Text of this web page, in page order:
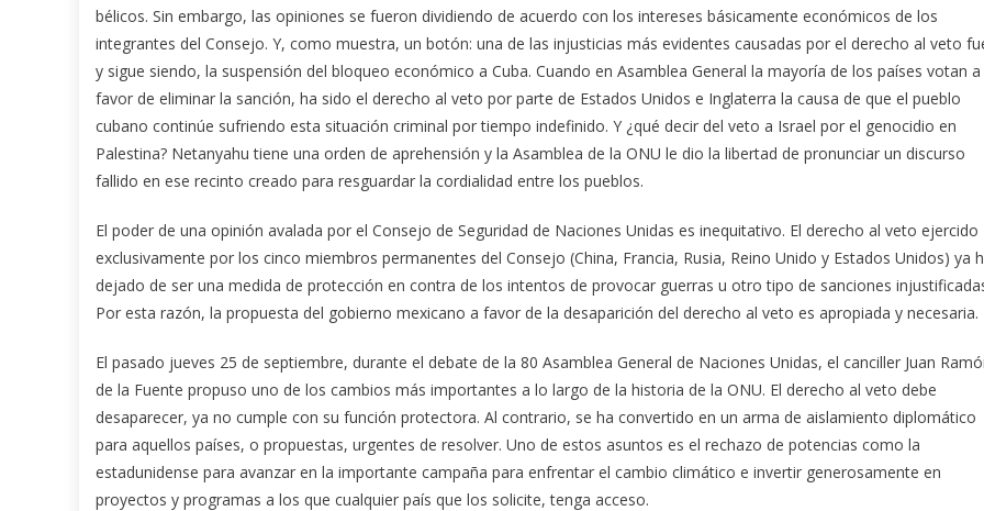
bélicos. Sin embargo, las opiniones se fueron dividiendo de acuerdo con los intereses básicamente económicos de los
integrantes del Consejo. Y, como muestra, un botón: una de las injusticias más evidentes causadas por el derecho al veto
y sigue siendo, la suspensión del bloqueo económico a Cuba. Cuando en Asamblea General la mayoría de los países votan a
favor de eliminar la sanción, ha sido el derecho al veto por parte de Estados Unidos e Inglaterra la causa de que el pueblo
cubano continúe sufriendo esta situación criminal por tiempo indefinido. Y ¿qué decir del veto a Israel por el genocidio en
Palestina? Netanyahu tiene una orden de aprehensión y la Asamblea de la ONU le dio la libertad de pronunciar un discurso
fallido en ese recinto creado para resguardar la cordialidad entre los pueblos.
El poder de una opinión avalada por el Consejo de Seguridad de Naciones Unidas es inequitativo. El derecho al veto ejercido
exclusivamente por los cinco miembros permanentes del Consejo (China, Francia, Rusia, Reino Unido y Estados Unidos) ya
dejado de ser una medida de protección en contra de los intentos de provocar guerras u otro tipo de sanciones
Por esta razón, la propuesta del gobierno mexicano a favor de la desaparición del derecho al veto es apropiada y necesaria.
El pasado jueves 25 de septiembre, durante el debate de la 80 Asamblea General de Naciones Unidas, el canciller Juan
de la Fuente propuso uno de los cambios más importantes a lo largo de la historia de la ONU. El derecho al veto debe
desaparecer, ya no cumple con su función protectora. Al contrario, se ha convertido en un arma de aislamiento diplomático
para aquellos países, o propuestas, urgentes de resolver. Uno de estos asuntos es el rechazo de potencias como la
estadunidense para avanzar en la importante campaña para enfrentar el cambio climático e invertir generosamente en
proyectos y programas a los que cualquier país que los solicite, tenga acceso.